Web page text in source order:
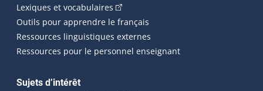
Lexiques et vocabulaires (Cet hyperlien externe s'ouvrira
Outils pour apprendre le français
Ressources linguistiques externes
Ressources pour le personnel enseignant
Sujets d’intérêt